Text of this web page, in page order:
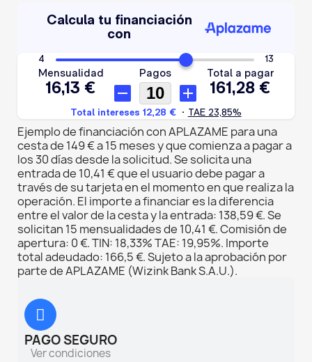
Ejemplo de financiación con APLAZAME para una
cesta de 149 € a 15 meses y que comienza a pagar a
los 30 días desde la solicitud. Se solicita una
entrada de 10,41 € que el usuario debe pagar a
través de su tarjeta en el momento en que realiza la
operación. El importe a financiar es la diferencia
entre el valor de la cesta y la entrada: 138,59 €. Se
solicitan 15 mensualidades de 10,41 €. Comisión de
apertura: 0 €. TIN: 18,33% TAE: 19,95%. Importe
total adeudado: 166,5 €. Sujeto a la aprobación por
parte de APLAZAME (Wizink Bank S.A.U.).
PAGO SEGURO
Ver condiciones